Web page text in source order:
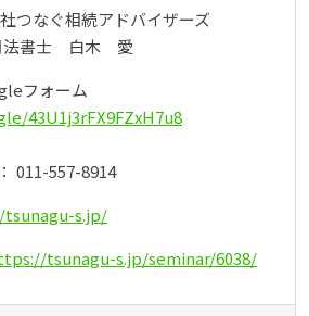
つなぐ相続アドバイザーズ
士 白木 愛
フォーム
43U1j3rFX9FZxH7u8
557-8914
s.jp/
tsunagu-s.jp/seminar/6038/